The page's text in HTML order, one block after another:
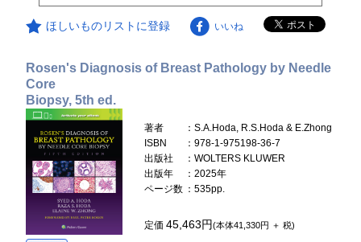
ほしいものリストに登録 いいね
Rosen's Diagnosis of Breast Pathology by Needle
Core
Biopsy, 5th ed.
著者
：S.A.Hoda, R.S.Hoda & E.Zhong
ISBN
：978-1-975198-36-7
出版社
：WOLTERS KLUWER
出版年
：2025年
ページ数 ：535pp.
定価45,463円(本体41,330円 ＋ 税)